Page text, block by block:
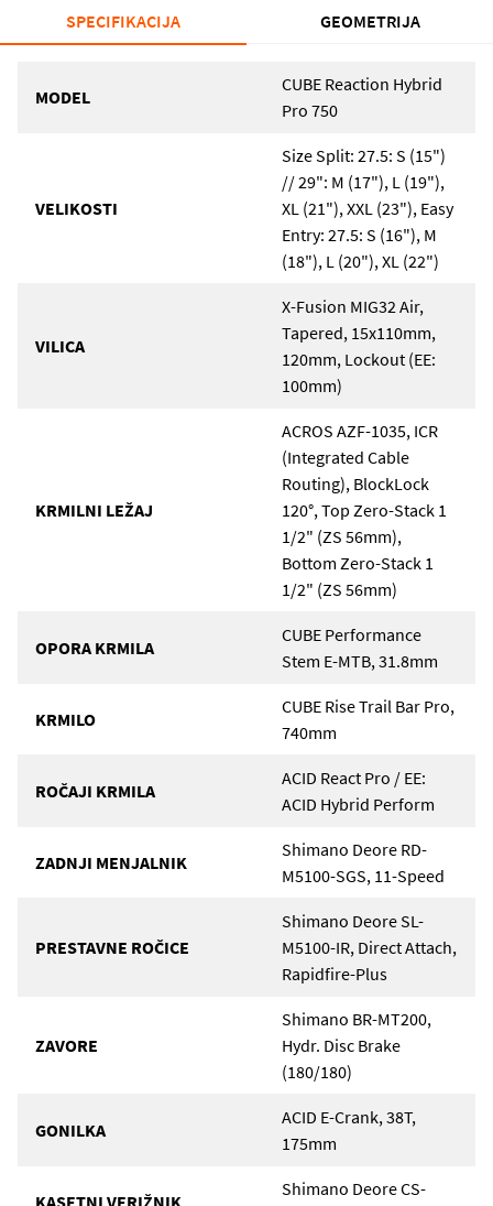
SPECIFIKACIJA GEOMETRIJA
MODEL
CUBE Reaction Hybrid
Pro 750
VELIKOSTI
Size Split: 27.5: S (15")
// 29": M (17"), L (19"),
XL (21"), XXL (23"), Easy
Entry: 27.5: S (16"), M
(18"), L (20"), XL (22")
VILICA
X-Fusion MIG32 Air,
Tapered, 15x110mm,
120mm, Lockout (EE:
100mm)
KRMILNI LEŽAJ
ACROS AZF-1035, ICR
(Integrated Cable
Routing), BlockLock
120°, Top Zero-Stack 1
1/2" (ZS 56mm),
Bottom Zero-Stack 1
1/2" (ZS 56mm)
OPORA KRMILA
CUBE Performance
Stem E-MTB, 31.8mm
KRMILO
CUBE Rise Trail Bar Pro,
740mm
ROČAJI KRMILA
ACID React Pro / EE:
ACID Hybrid Perform
ZADNJI MENJALNIK
Shimano Deore RD-
M5100-SGS, 11-Speed
PRESTAVNE ROČICE
Shimano Deore SL-
M5100-IR, Direct Attach,
Rapidfire-Plus
ZAVORE
Shimano BR-MT200,
Hydr. Disc Brake
(180/180)
GONILKA
ACID E-Crank, 38T,
175mm
Shimano Deore CS-